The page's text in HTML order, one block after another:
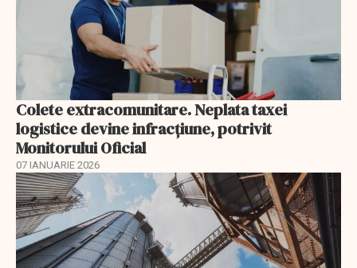
Colete extracomunitare. Neplata taxei
logistice devine infracțiune, potrivit
Monitorului Oficial
07 IANUARIE 2026